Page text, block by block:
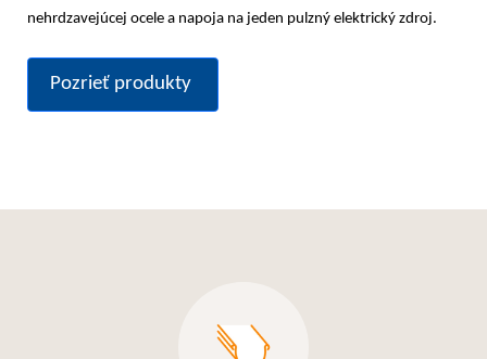
nehrdzavejúcej ocele a napoja na jeden pulzný elektrický zdroj.
Pozrieť produkty